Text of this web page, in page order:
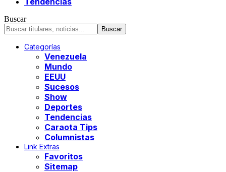
Buscar
Categorías
Venezuela
Mundo
EEUU
Sucesos
Show
Deportes
Tendencias
Caraota Tips
Columnistas
Link Extras
Favoritos
Sitemap